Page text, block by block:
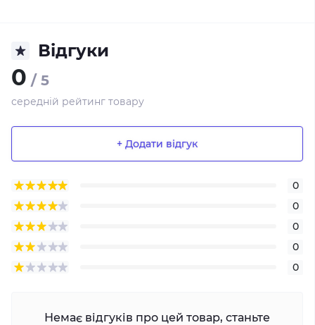
Відгуки
0 / 5
середній рейтинг товару
+ Додати відгук
0
0
0
0
0
Немає відгуків про цей товар, станьте